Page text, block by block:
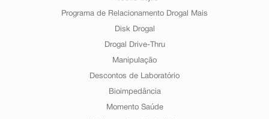
Programa de Relacionamento Drogal Mais
Disk Drogal
Drogal Drive-Thru
Manipulação
Descontos de Laboratório
Bioimpedância
Momento Saúde